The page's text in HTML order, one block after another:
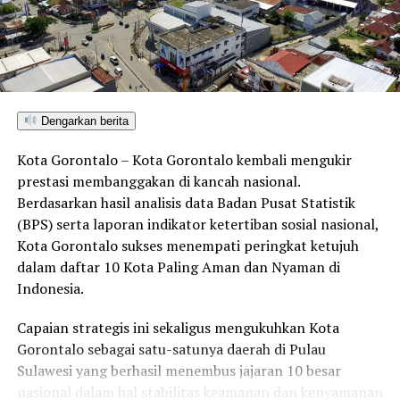
DON'T MISS
Lulusan Terbaik Profesi Ners UNG Siap Mengabdi untuk
Pelayanan Masyarakat
Dengarkan berita
Kota Gorontalo – Kota Gorontalo kembali mengukir
prestasi membanggakan di kancah nasional.
Berdasarkan hasil analisis data Badan Pusat Statistik
(BPS) serta laporan indikator ketertiban sosial nasional,
Kota Gorontalo sukses menempati peringkat ketujuh
dalam daftar 10 Kota Paling Aman dan Nyaman di
Indonesia.
Capaian strategis ini sekaligus mengukuhkan Kota
Gorontalo sebagai satu-satunya daerah di Pulau
Sulawesi yang berhasil menembus jajaran 10 besar
nasional dalam hal stabilitas keamanan dan kenyamanan